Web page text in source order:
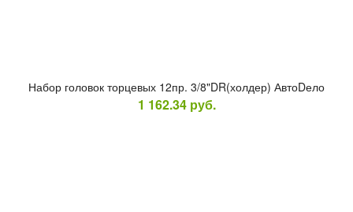
На­бор го­ловок тор­це­вых 12пр. 3/8"DR(хол­дер) Ав­тоDело
1 162.34 руб.